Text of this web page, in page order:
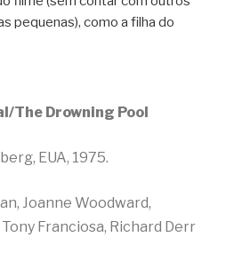
pequenas), como a filha do
The Drowning Pool
EUA, 1975.
Joanne Woodward,
Franciosa, Richard Derr